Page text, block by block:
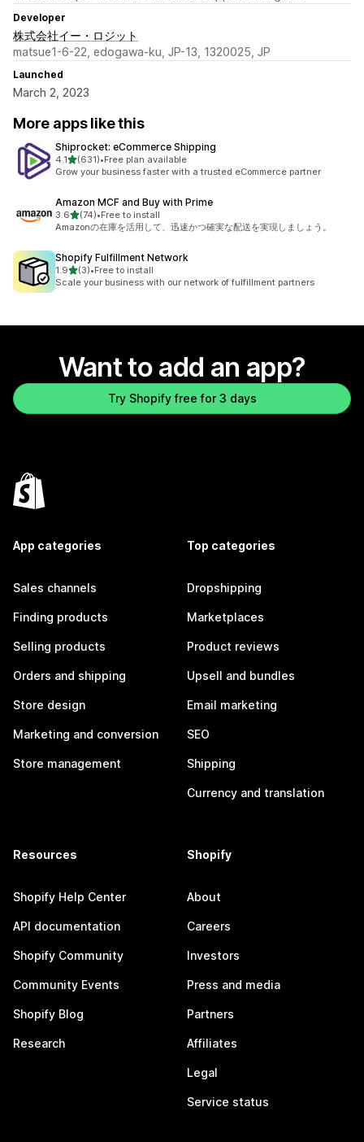
Developer
株式会社イー・ロジット
matsue1-6-22, edogawa-ku, JP-13, 1320025, JP
Launched
March 2, 2023
More apps like this
Shiprocket: eCommerce Shipping
4.1out of 5 stars
(631)
631 total reviews
•Free plan available
Grow your business faster with a trusted eCommerce partner
Amazon MCF and Buy with Prime
3.6out of 5 stars
(74)
74 total reviews
•Free to install
Amazonの在庫を活用して、迅速かつ確実な配送を実現しましょう。
Shopify Fulfillment Network
1.9out of 5 stars
(3)
3 total reviews
•Free to install
Scale your business with our network of fulfillment partners
Want to add an app?
Try Shopify free for 3 days
App categories
Sales channels
Finding products
Selling products
Orders and shipping
Store design
Marketing and conversion
Store management
Top categories
Dropshipping
Marketplaces
Product reviews
Upsell and bundles
Email marketing
SEO
Shipping
Currency and translation
Resources
Shopify Help Center
API documentation
Shopify Community
Community Events
Shopify Blog
Research
Shopify
About
Careers
Investors
Press and media
Partners
Affiliates
Legal
Service status